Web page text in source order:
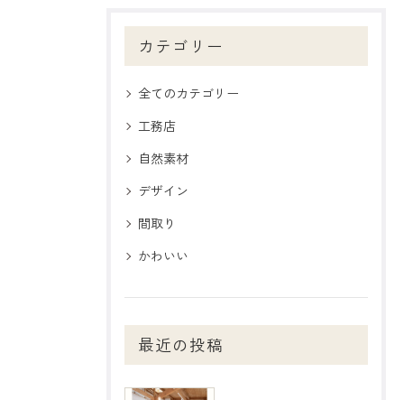
カテゴリー
全てのカテゴリー
工務店
自然素材
デザイン
間取り
かわいい
最近の投稿